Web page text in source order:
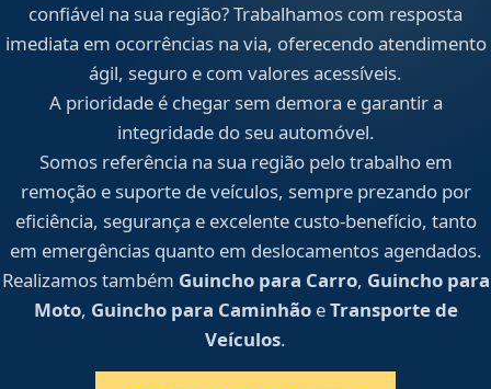
confiável na sua região? Trabalhamos com resposta
imediata em ocorrências na via, oferecendo atendimento
ágil, seguro e com valores acessíveis.
A prioridade é chegar sem demora e garantir a
integridade do seu automóvel.
Somos referência na sua região pelo trabalho em
remoção e suporte de veículos, sempre prezando por
eficiência, segurança e excelente custo-benefício, tanto
em emergências quanto em deslocamentos agendados.
Realizamos também Guincho para Carro, Guincho para
Moto, Guincho para CaminhãoeTransporte de
Veículos.